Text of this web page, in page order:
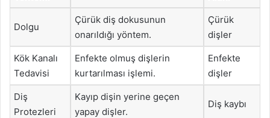
Dolgu
Çürük diş dokusunun
onarıldığı yöntem.
Çürük
dişler
Kök Kanalı
Tedavisi
Enfekte olmuş dişlerin
kurtarılması işlemi.
Enfekte
dişler
Diş
Protezleri
Kayıp dişin yerine geçen
yapay dişler.
Diş kaybı